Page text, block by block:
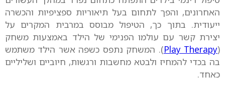
האחרונים, והפך לתחום בעל תיאוריות ספציפיות והכשרה
ייעודית. בתוך כך, הטיפול מבוסס במרבית המקרים על
יצירת קשר עם עולמו הפנימי של הילד באמצעות משחק
(
Play Therapy). המשחק נתפס כשפה אשר הילד משתמש
בה בכדי להמחיז ולבטא מחשבות ורגשות, חיוביים ושליליים
כאחד.